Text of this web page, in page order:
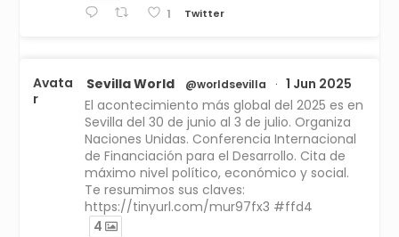
1 Twitter
Avata
r
Sevilla World @worldsevilla ·
1 Jun 2025
El acontecimiento más global del 2025 es en
Sevilla del 30 de junio al 3 de julio. Organiza
Naciones Unidas. Conferencia Internacional
de Financiación para el Desarrollo. Cita de
máximo nivel político, económico y social.
Te resumimos sus claves:
https://tinyurl.com/mur97fx3 #ffd4
4